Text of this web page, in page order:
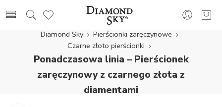
Diamond Sky
Pierścionki zaręczynowe
Czarne złoto pierścionki
Ponadczasowa linia – Pierścionek
zaręczynowy z czarnego złota z
diamentami